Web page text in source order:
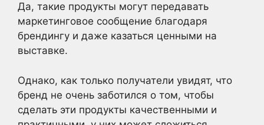
Да, такие продукты могут передавать
маркетинговое сообщение благодаря
брендингу и даже казаться ценными на
выставке.
Однако, как только получатели увидят, что
бренд не очень заботился о том, чтобы
сделать эти продукты качественными и